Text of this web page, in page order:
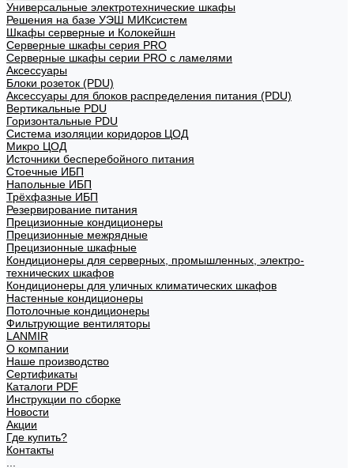
Универсальные электротехнические шкафы
Решения на базе УЭШ МИКсистем
Шкафы серверные и Колокейшн
Серверные шкафы серия PRO
Серверные шкафы серии PRO с ламелями
Аксессуары
Блоки розеток (PDU)
Аксессуары для блоков распределения питания (PDU)
Вертикальные PDU
Горизонтальные PDU
Система изоляции коридоров ЦОД
Микро ЦОД
Источники бесперебойного питания
Стоечные ИБП
Напольные ИБП
Трёхфазные ИБП
Резервирование питания
Прецизионные кондиционеры
Прецизионные межрядные
Прецизионные шкафные
Кондиционеры для серверных, промышленных, электро-
технических шкафов
Кондиционеры для уличных климатических шкафов
Настенные кондиционеры
Потолочные кондиционеры
Фильтрующие вентиляторы
LANMIR
О компании
Наше производство
Сертификаты
Каталоги PDF
Инструкции по сборке
Новости
Акции
Где купить?
Контакты